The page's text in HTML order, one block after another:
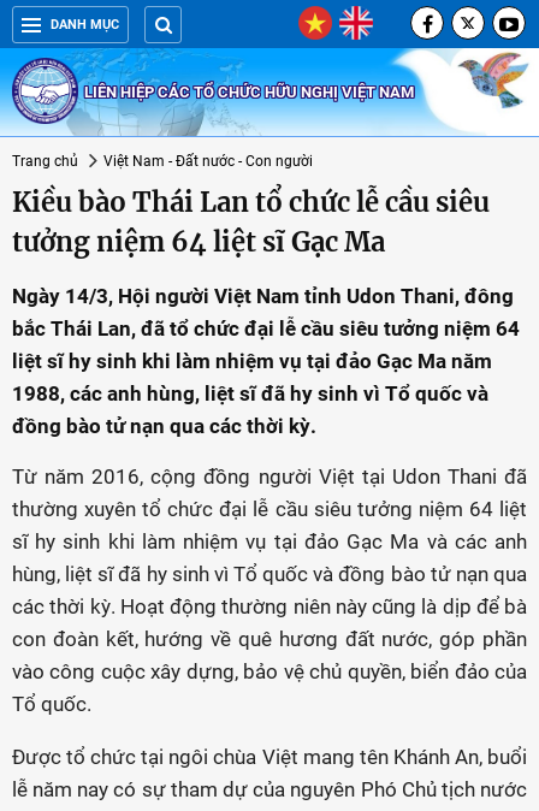
DANH MỤC
LIÊN HIỆP CÁC TỔ CHỨC HỮU NGHỊ VIỆT NAM
Trang chủ Việt Nam - Đất nước - Con người
Kiều bào Thái Lan tổ chức lễ cầu siêu
tưởng niệm 64 liệt sĩ Gạc Ma
Ngày 14/3, Hội người Việt Nam tỉnh Udon Thani, đông
bắc Thái Lan, đã tổ chức đại lễ cầu siêu tưởng niệm 64
liệt sĩ hy sinh khi làm nhiệm vụ tại đảo Gạc Ma năm
1988, các anh hùng, liệt sĩ đã hy sinh vì Tổ quốc và
đồng bào tử nạn qua các thời kỳ.
Từ năm 2016, cộng đồng người Việt tại Udon Thani đã
thường xuyên tổ chức đại lễ cầu siêu tưởng niệm 64 liệt
sĩ hy sinh khi làm nhiệm vụ tại đảo Gạc Ma và các anh
hùng, liệt sĩ đã hy sinh vì Tổ quốc và đồng bào tử nạn qua
các thời kỳ. Hoạt động thường niên này cũng là dịp để bà
con đoàn kết, hướng về quê hương đất nước, góp phần
vào công cuộc xây dựng, bảo vệ chủ quyền, biển đảo của
Tổ quốc.
Được tổ chức tại ngôi chùa Việt mang tên Khánh An, buổi
lễ năm nay có sự tham dự của nguyên Phó Chủ tịch nước